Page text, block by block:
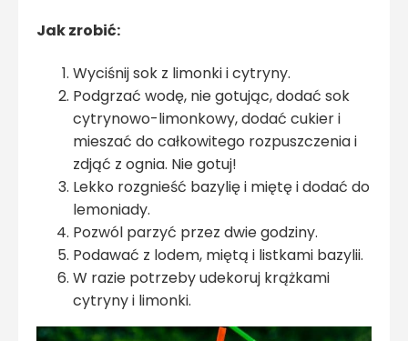
Jak zrobić:
Wyciśnij sok z limonki i cytryny.
Podgrzać wodę, nie gotując, dodać sok
cytrynowo-limonkowy, dodać cukier i
mieszać do całkowitego rozpuszczenia i
zdjąć z ognia. Nie gotuj!
Lekko rozgnieść bazylię i miętę i dodać do
lemoniady.
Pozwól parzyć przez dwie godziny.
Podawać z lodem, miętą i listkami bazylii.
W razie potrzeby udekoruj krążkami
cytryny i limonki.